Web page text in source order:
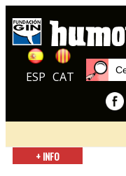
ESP CAT
+ INFO